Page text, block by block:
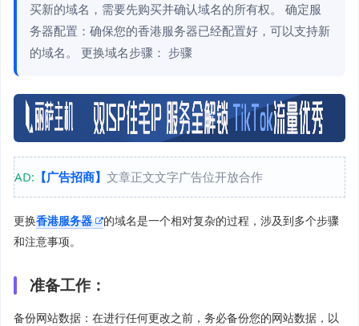
买新的域名，需要先购买并确认域名的所有权。 确定服
务器配置：确保您的香港服务器已经配置好，可以支持新
的域名。 更换域名步骤： 步骤
AD: 【广告招商】 文章正文文字广告位开放合作
更换香港服务器
的域名是一个相对复杂的过程，涉及到多个步骤
和注意事项。
准备工作：
备份网站数据：在进行任何更改之前，务必备份您的网站数据，以